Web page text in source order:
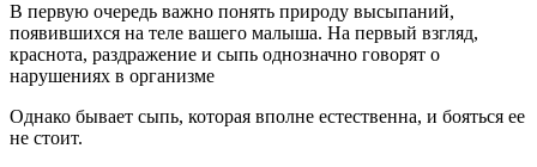
В первую очередь важно понять природу высыпаний,
появившихся на теле вашего малыша. На первый взгляд,
краснота, раздражение и сыпь однозначно говорят о
нарушениях в организме
Однако бывает сыпь, которая вполне естественна, и бояться ее
не стоит.